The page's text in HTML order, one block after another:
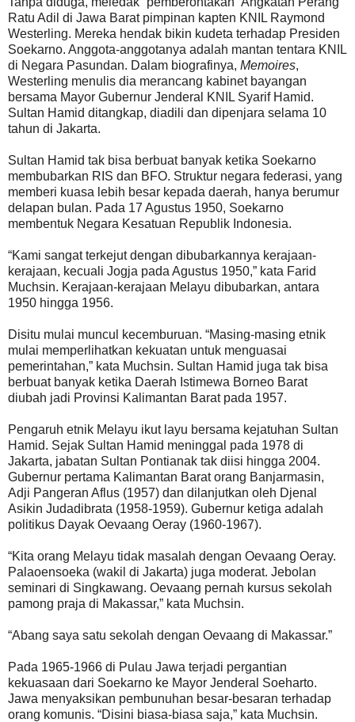
Ratu Adil di Jawa Barat pimpinan kapten KNIL Raymond
Westerling. Mereka hendak bikin kudeta terhadap Presiden
Soekarno. Anggota-anggotanya adalah mantan tentara KNIL
di Negara Pasundan. Dalam biografinya, Memoires,
Westerling menulis dia merancang kabinet bayangan
bersama Mayor Gubernur Jenderal KNIL Syarif Hamid.
Sultan Hamid ditangkap, diadili dan dipenjara selama 10
tahun di Jakarta.
Sultan Hamid tak bisa berbuat banyak ketika Soekarno
membubarkan RIS dan BFO. Struktur negara federasi, yang
memberi kuasa lebih besar kepada daerah, hanya berumur
delapan bulan. Pada 17 Agustus 1950, Soekarno
membentuk Negara Kesatuan Republik Indonesia.
“Kami sangat terkejut dengan dibubarkannya kerajaan-
kerajaan, kecuali Jogja pada Agustus 1950,” kata Farid
Muchsin. Kerajaan-kerajaan Melayu dibubarkan, antara
1950 hingga 1956.
Disitu mulai muncul kecemburuan. “Masing-masing etnik
mulai memperlihatkan kekuatan untuk menguasai
pemerintahan,” kata Muchsin. Sultan Hamid juga tak bisa
berbuat banyak ketika Daerah Istimewa Borneo Barat
diubah jadi Provinsi Kalimantan Barat pada 1957.
Pengaruh etnik Melayu ikut layu bersama kejatuhan Sultan
Hamid. Sejak Sultan Hamid meninggal pada 1978 di
Jakarta, jabatan Sultan Pontianak tak diisi hingga 2004.
Gubernur pertama Kalimantan Barat orang Banjarmasin,
Adji Pangeran Aflus (1957) dan dilanjutkan oleh Djenal
Asikin Judadibrata (1958-1959). Gubernur ketiga adalah
politikus Dayak Oevaang Oeray (1960-1967).
“Kita orang Melayu tidak masalah dengan Oevaang Oeray.
Palaoensoeka (wakil di Jakarta) juga moderat. Jebolan
seminari di Singkawang. Oevaang pernah kursus sekolah
pamong praja di Makassar,” kata Muchsin.
“Abang saya satu sekolah dengan Oevaang di Makassar.”
Pada 1965-1966 di Pulau Jawa terjadi pergantian
kekuasaan dari Soekarno ke Mayor Jenderal Soeharto.
Jawa menyaksikan pembunuhan besar-besaran terhadap
orang komunis. “Disini biasa-biasa saja,” kata Muchsin.